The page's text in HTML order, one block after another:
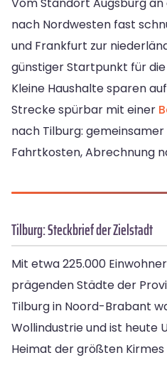
Vom Standort Augsburg
nach Nordwesten fast
und Frankfurt zur
günstiger Startpunkt für
Kleine Haushalte sparen
Strecke spürbar mit einer
nach Tilburg:
Fahrtkosten, Abrechnung
Tilburg: Steckbrief der Zielstadt
Mit etwa 225.000
prägenden Städte der
Tilburg in Noord-Brabant
Wollindustrie und ist heute
Heimat der größten